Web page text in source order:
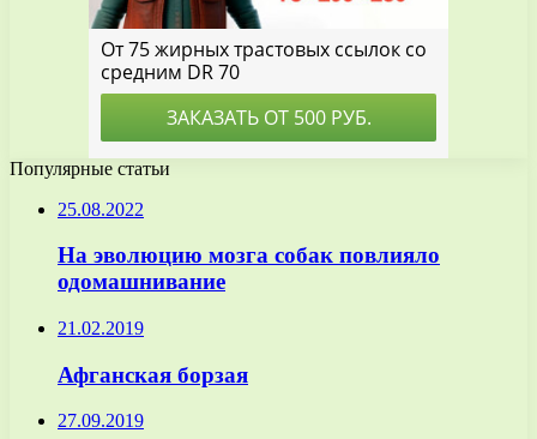
Популярные статьи
25.08.2022
На эволюцию мозга собак повлияло
одомашнивание
21.02.2019
Афганская борзая
27.09.2019